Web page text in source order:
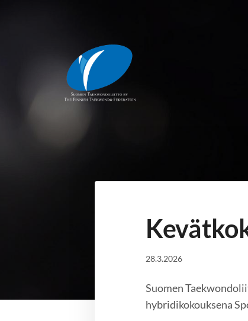
Suomen Taekwondoliitto ry
28.3.2026
Suomen
hybridikokouksena